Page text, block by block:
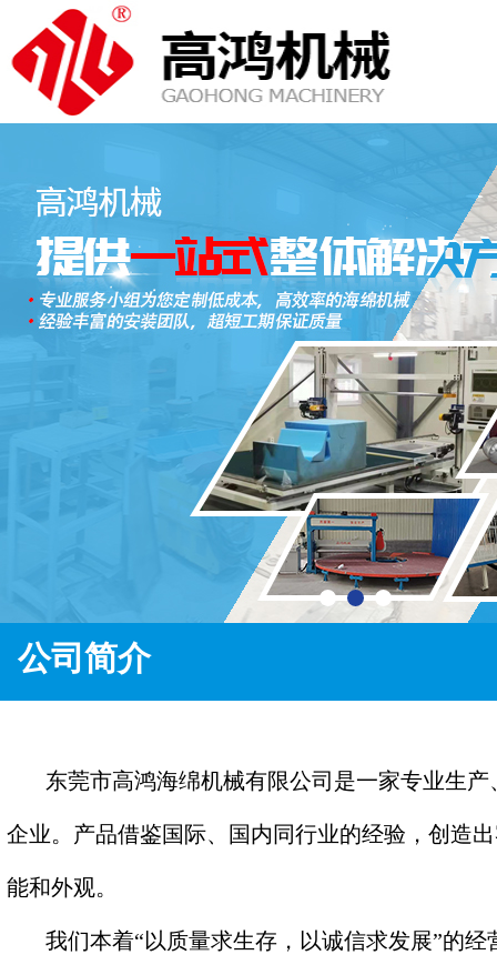
公司简介
东莞市高鸿海绵机械有限公司是一家专业生产
企业。产品借鉴国际、国内同行业的经验，创造
能和外观。
我们本着“以质量求生存，以诚信求发展”的经